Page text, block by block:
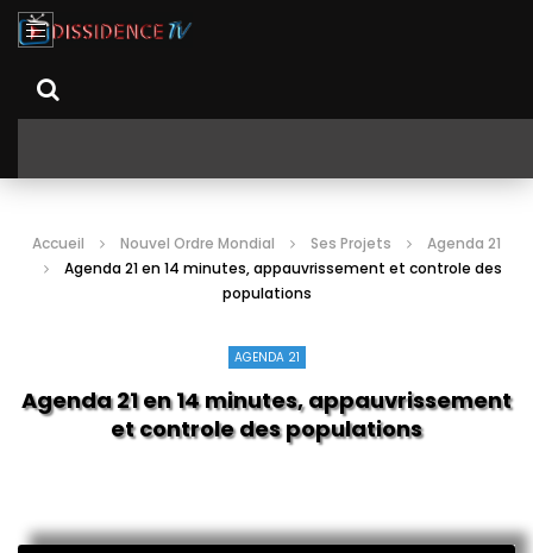
Accueil Nouvel Ordre Mondial Ses Projets
Agenda 21
Agenda 21 en 14 minutes, appauvrissement et controle des
populations
AGENDA 21
Agenda 21 en 14 minutes, appauvrissement
et controle des populations